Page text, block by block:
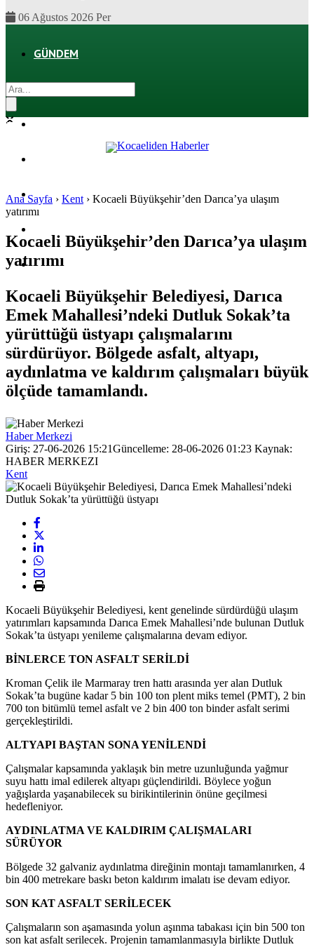
06 Ağustos 2026 Per
GÜNDEM
SPOR
SAĞLIK
Ana Sayfa › Kent › Kocaeli Büyükşehir’den Darıca’ya ulaşım
yatırımı
Kocaeli Büyükşehir’den Darıca’ya ulaşım
yatırımı
Kocaeli Büyükşehir Belediyesi, Darıca
Emek Mahallesi’ndeki Dutluk Sokak’ta
yürüttüğü üstyapı çalışmalarını
sürdürüyor. Bölgede asfalt, altyapı,
aydınlatma ve kaldırım çalışmaları büyük
ölçüde tamamlandı.
Haber Merkezi
Giriş: 27-06-2026 15:21Güncelleme: 28-06-2026 01:23 Kaynak:
HABER MERKEZI
Kent
Kocaeli Büyükşehir Belediyesi, kent genelinde sürdürdüğü ulaşım
yatırımları kapsamında Darıca Emek Mahallesi’nde bulunan Dutluk
Sokak’ta üstyapı yenileme çalışmalarına devam ediyor.
BİNLERCE TON ASFALT SERİLDİ
Kroman Çelik ile Marmaray tren hattı arasında yer alan Dutluk
Sokak’ta bugüne kadar 5 bin 100 ton plent miks temel (PMT), 2 bin
700 ton bitümlü temel asfalt ve 2 bin 400 ton binder asfalt serimi
gerçekleştirildi.
ALTYAPI BAŞTAN SONA YENİLENDİ
Çalışmalar kapsamında yaklaşık bin metre uzunluğunda yağmur
suyu hattı imal edilerek altyapı güçlendirildi. Böylece yoğun
yağışlarda yaşanabilecek su birikintilerinin önüne geçilmesi
hedefleniyor.
AYDINLATMA VE KALDIRIM ÇALIŞMALARI
SÜRÜYOR
Bölgede 32 galvaniz aydınlatma direğinin montajı tamamlanırken, 4
bin 400 metrekare baskı beton kaldırım imalatı ise devam ediyor.
SON KAT ASFALT SERİLECEK
Çalışmaların son aşamasında yolun aşınma tabakası için bin 500 ton
son kat asfalt serilecek. Projenin tamamlanmasıyla birlikte Dutluk